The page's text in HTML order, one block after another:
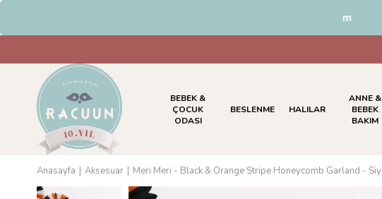
HAVALE & EFT Ödemelerinde %5 İndirim
BEBEK &
ÇOCUK
ODASI
BESLENME HALILAR
ANNE &
BEBEK
BAKIM
Anasayfa Aksesuar Meri Meri - Black & Orange Stripe Honeycomb Garland -